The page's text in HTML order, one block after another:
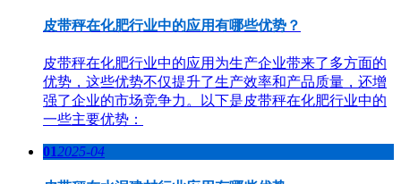
皮带秤在化肥行业中的应用有哪些优势？
皮带秤在化肥行业中的应用为生产企业带来了多方面的
优势，这些优势不仅提升了生产效率和产品质量，还增
强了企业的市场竞争力。以下是皮带秤在化肥行业中的
一些主要优势：
012025-04